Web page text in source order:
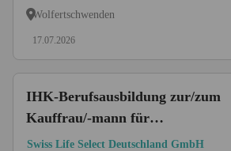
Wolfertschwenden
17.07.2026
IHK-Berufsausbildung zur/zum
Kauffrau/-mann für
Versicherungen und
Swiss Life Select Deutschland GmbH